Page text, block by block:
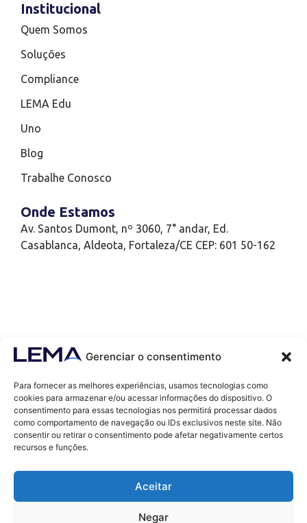
Gerenciar o consentimento
Para fornecer as melhores experiências, usamos tecnologias como
cookies para armazenar e/ou acessar informações do dispositivo. O
consentimento para essas tecnologias nos permitirá processar dados
como comportamento de navegação ou IDs exclusivos neste site. Não
consentir ou retirar o consentimento pode afetar negativamente certos
recursos e funções.
Aceitar
Negar
Institucional
Quem Somos
Soluções
Compliance
LEMA Edu
Uno
Blog
Trabalhe Conosco
Onde Estamos
Av. Santos Dumont, nº 3060, 7° andar, Ed.
Casablanca, Aldeota, Fortaleza/CE CEP: 601 50-162
Contatos
contato@lemaef.com.br
(85) 99868-3664